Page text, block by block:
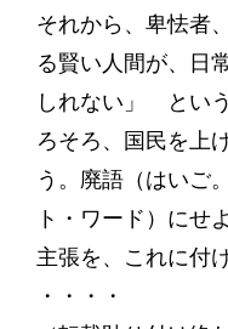
それから、卑怯者
る賢い人間が、日
しれない」 とい
ろそろ、国民を上
う。廃語（はいご
ト・ワード）にせ
主張を、これに付
・・・・